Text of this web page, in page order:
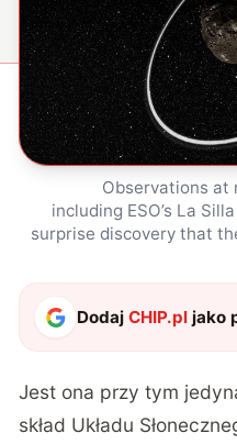
Observations at
including ESO’s La
surprise discovery that
smallest object by far
planets Jupiter,
have this feature. The
created a disc of debris.
a close-up of
DodajCHIP.pl jako
Jest ona przy tym
skład Układu